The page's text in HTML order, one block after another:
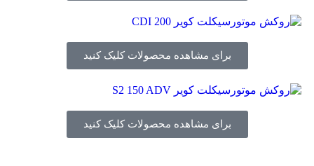
برای مشاهده محصولات کلیک کنید
برای مشاهده محصولات کلیک کنید